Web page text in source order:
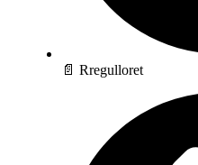
📄 Rregulloret